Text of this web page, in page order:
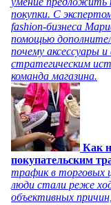
покупки. С
fashion-бизнеса
помощью
почему аксессуары
стратегическим
команда магазина.
Как
покупательским
трафик в торговых
люди стали реже
объективных